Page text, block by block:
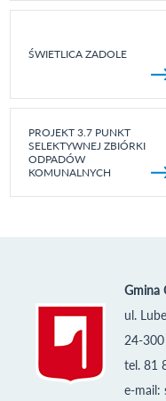
ŚWIETLICA ZADOLE
PROJEKT 3.7 PUNKT
SELEKTYWNEJ ZBIÓRKI
ODPADÓW
KOMUNALNYCH
Gmina
ul.
24-
tel. 81
e-mail: